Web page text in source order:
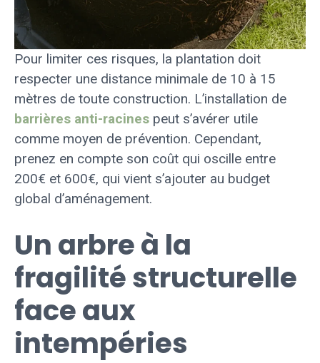
Pour limiter ces risques, la plantation doit
respecter une distance minimale de 10 à 15
mètres de toute construction. L’installation de
barrières anti-racines peut s’avérer utile
comme moyen de prévention. Cependant,
prenez en compte son coût qui oscille entre
200€ et 600€, qui vient s’ajouter au budget
global d’aménagement.
Un arbre à la
fragilité structurelle
face aux
intempéries